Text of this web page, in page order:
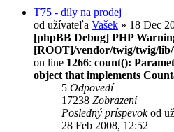
T75 - díly na prodej
od užívateľa Vašek » 18 Dec
[phpBB Debug] PHP
[ROOT]/vendor/twig/twig/
on line 1266: count():
object that implements
5 Odpovedí
17238 Zobrazení
Posledný príspevokod
28 Feb 2008, 12:52